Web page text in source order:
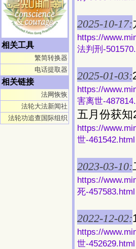
相关工具
繁简转换器
电话提取器
相关链接
法网恢恢
法轮大法新闻社
法轮功追查国际组织
2025-10-17:
https://
法判刑-
2025-01-03:
https://
害离世-
五月份获
https://
世-461542.html
2023-03-10:
https://
死-457583.html
2022-12-02:
https://
世-452629.html